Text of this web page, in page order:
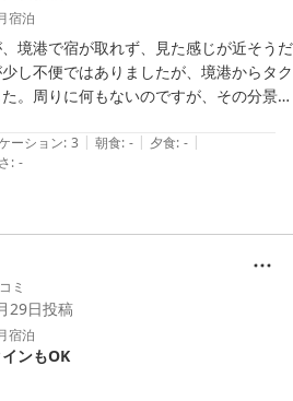
いろいろと教えてくださり、良い時間で
にオススメです。
宿泊
境港で宿が取れず、見た感じが近そうだ
し不便ではありましたが、境港からタク
。周りに何もないのですが、その分景色
た。建物自体は少し古いようですが、清
る感じです。何より、従業員（責任者さ
なお話を聞かせてくださったり、朝、近
）神社まで連れて行ってくださったり、
さり、美保関もいろいろ楽しめました。
のなかったところが思いのほかよかった
に、満足度がさらに上がりました。落ち
せて、とても素敵な時間を過ごせまし
ーション: 3 | 朝食: - | 夕食: - |
: -
ミ
29日投稿
宿泊
ンもOK